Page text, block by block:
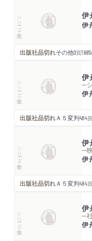
シリーズ・全集 伊
伊
出版社品切れその他0頁
シリーズ・全集 伊
─
伊
出版社品切れＡ５変判464頁
シリーズ・全集 伊
─
伊
出版社品切れＡ５変判484頁
シリーズ・全集 伊
─
伊